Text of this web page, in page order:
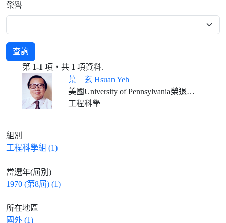
榮譽
查詢
第 1-1 項，共 1 項資料.
葉 玄 Hsuan Yeh
美國University of Pennsylvania榮退教授 臺灣新竹科學園區光華開發科技公司董事長
工程科學
組別
工程科學組 (1)
當選年(屆別)
1970 (第8屆) (1)
所在地區
國外 (1)